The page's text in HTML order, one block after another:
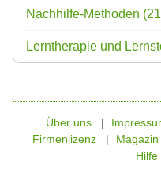
Nachhilfe-Methoden
Lerntherapie und
Über uns
Firmenlizenz
Magazin
Hilfe